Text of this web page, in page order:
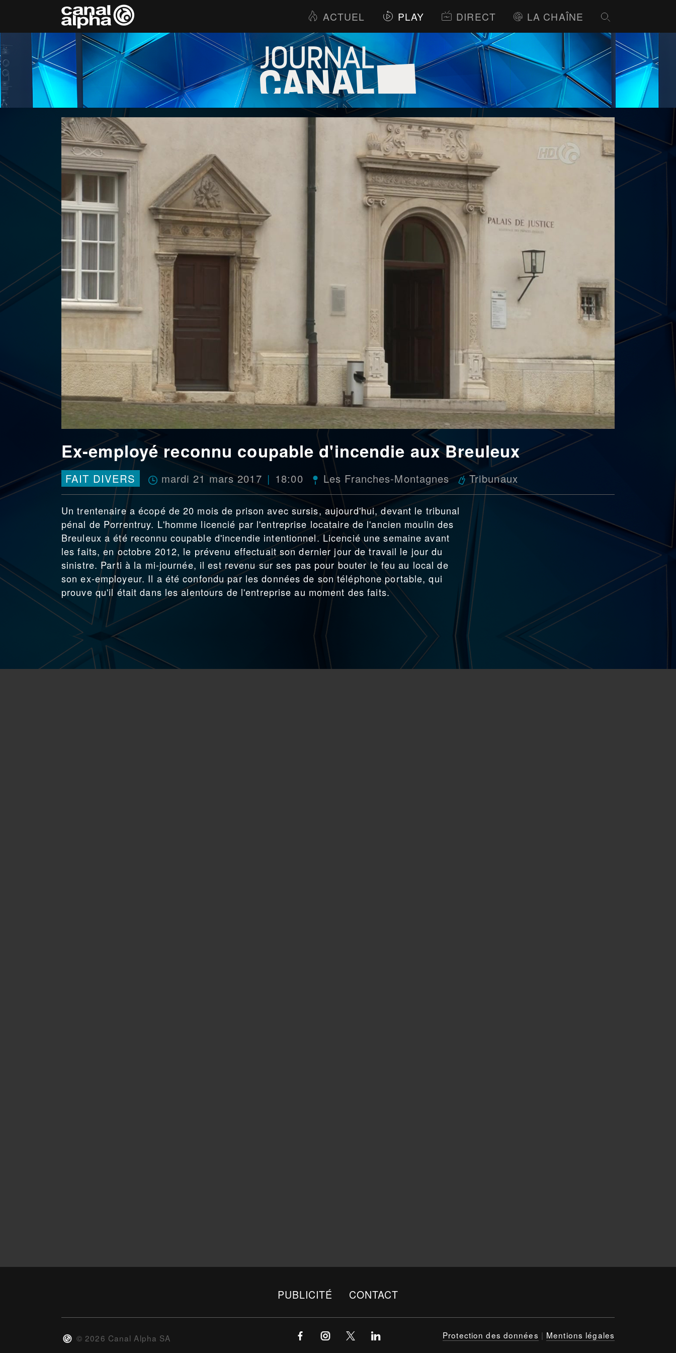
ACTUEL PLAY DIRECT LA CHAÎNE
Ex-employé reconnu coupable d'incendie aux Breuleux
FAIT DIVERS mardi 21 mars 2017 18:00 Les Franches-Montagnes Tribunaux
Un trentenaire a écopé de 20 mois de prison avec sursis, aujourd'hui, devant le tribunal
pénal de Porrentruy. L'homme licencié par l'entreprise locataire de l'ancien moulin des
Breuleux a été reconnu coupable d'incendie intentionnel. Licencié une semaine avant
les faits, en octobre 2012, le prévenu effectuait son dernier jour de travail le jour du
sinistre. Parti à la mi-journée, il est revenu sur ses pas pour bouter le feu au local de
son ex-employeur. Il a été confondu par les données de son téléphone portable, qui
prouve qu'il était dans les alentours de l'entreprise au moment des faits.
PUBLICITÉ CONTACT
© 2026 Canal Alpha SA Protection des données | Mentions légales